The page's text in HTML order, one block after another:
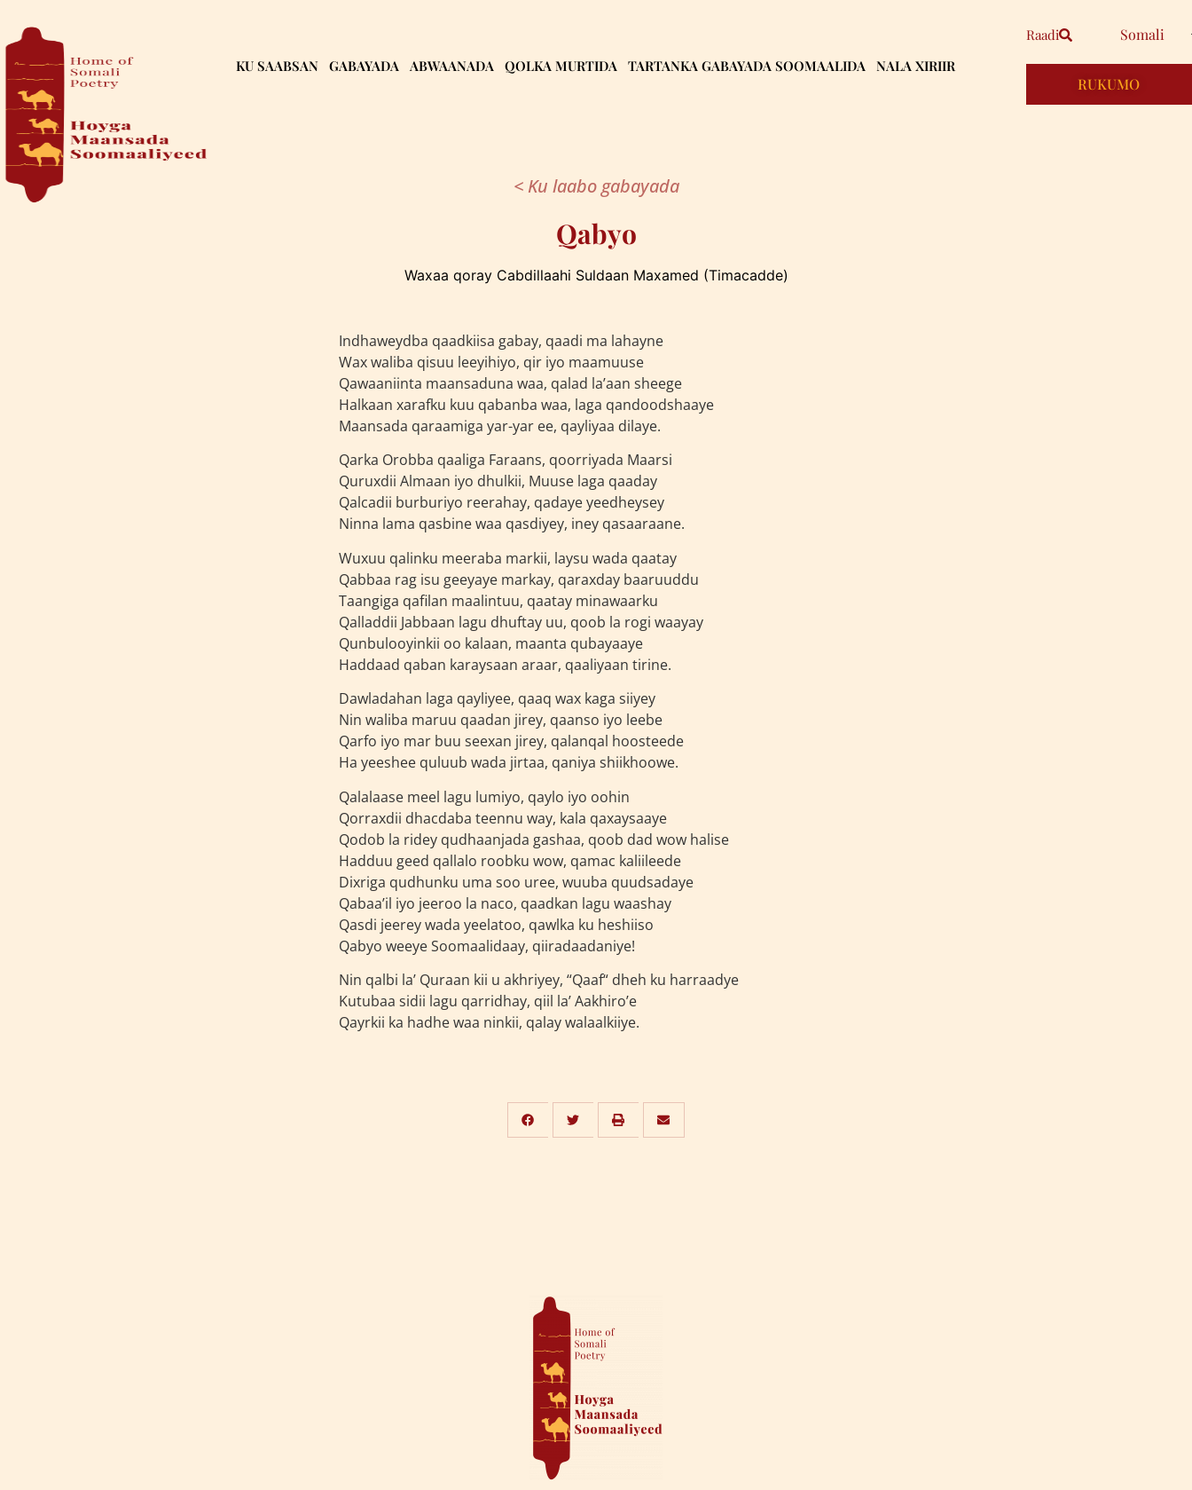
KU SAABSAN GABAYADA ABWAANADA QOLKA MURTIDA TARTANKA GABAYADA SOOMAALIDA NALA XIRIIR
Raadi Somali
RUKUMO
< Ku laabo gabayada
Qabyo
Waxaa qoray Cabdillaahi Suldaan Maxamed (Timacadde)
Indhaweydba qaadkiisa gabay, qaadi ma lahayne
Wax waliba qisuu leeyihiyo, qir iyo maamuuse
Qawaaniinta maansaduna waa, qalad la’aan sheege
Halkaan xarafku kuu qabanba waa, laga qandoodshaaye
Maansada qaraamiga yar-yar ee, qayliyaa dilaye.
Qarka Orobba qaaliga Faraans, qoorriyada Maarsi
Quruxdii Almaan iyo dhulkii, Muuse laga qaaday
Qalcadii burburiyo reerahay, qadaye yeedheysey
Ninna lama qasbine waa qasdiyey, iney qasaaraane.
Wuxuu qalinku meeraba markii, laysu wada qaatay
Qabbaa rag isu geeyaye markay, qaraxday baaruuddu
Taangiga qafilan maalintuu, qaatay minawaarku
Qalladdii Jabbaan lagu dhuftay uu, qoob la rogi waayay
Qunbulooyinkii oo kalaan, maanta qubayaaye
Haddaad qaban karaysaan araar, qaaliyaan tirine.
Dawladahan laga qayliyee, qaaq wax kaga siiyey
Nin waliba maruu qaadan jirey, qaanso iyo leebe
Qarfo iyo mar buu seexan jirey, qalanqal hoosteede
Ha yeeshee quluub wada jirtaa, qaniya shiikhoowe.
Qalalaase meel lagu lumiyo, qaylo iyo oohin
Qorraxdii dhacdaba teennu way, kala qaxaysaaye
Qodob la ridey qudhaanjada gashaa, qoob dad wow halise
Hadduu geed qallalo roobku wow, qamac kaliileede
Dixriga qudhunku uma soo uree, wuuba quudsadaye
Qabaa’il iyo jeeroo la naco, qaadkan lagu waashay
Qasdi jeerey wada yeelatoo, qawlka ku heshiiso
Qabyo weeye Soomaalidaay, qiiradaadaniye!
Nin qalbi la’ Quraan kii u akhriyey, “Qaaf“ dheh ku harraadye
Kutubaa sidii lagu qarridhay, qiil la’ Aakhiro’e
Qayrkii ka hadhe waa ninkii, qalay walaalkiiye.